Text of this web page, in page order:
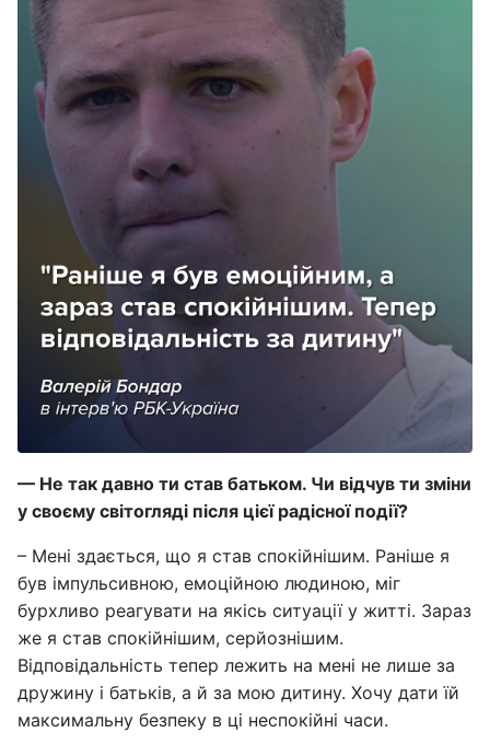
— Не так давно ти став батьком. Чи відчув ти зміни
у своєму світогляді після цієї радісної події?
– Мені здається, що я став спокійнішим. Раніше я
був імпульсивною, емоційною людиною, міг
бурхливо реагувати на якісь ситуації у житті. Зараз
же я став спокійнішим, серйознішим.
Відповідальність тепер лежить на мені не лише за
дружину і батьків, а й за мою дитину. Хочу дати їй
максимальну безпеку в ці неспокійні часи.